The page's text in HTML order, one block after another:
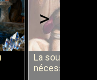
La soumission
nécessité du
>